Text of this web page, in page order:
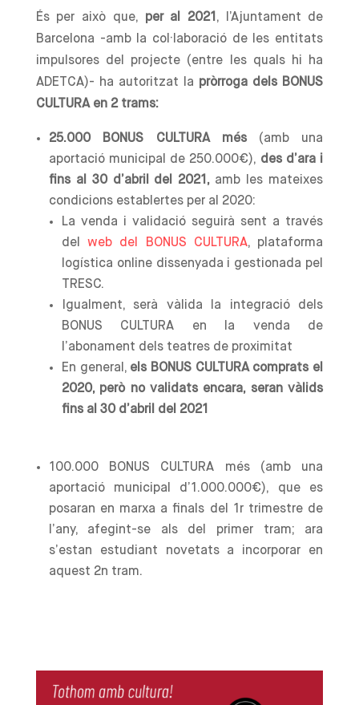
És per això que, per al 2021 , l’Ajuntament de
Barcelona -amb la col·laboració de les entitats
impulsores del projecte (entre les quals hi ha
ADETCA)- ha autoritzat la pròrroga dels BONUS
CULTURA en 2 trams:
25.000 BONUS CULTURA més (amb una
aportació municipal de 250.000€), des d’ara i
fins al 30 d’abril del 2021, amb les mateixes
condicions establertes per al 2020:
La venda i validació seguirà sent a través
delweb del BONUS CULTURA, plataforma
logística online dissenyada i gestionada pel
TRESC.
Igualment, serà vàlida la integració dels
BONUS CULTURA en la venda de
l’abonament dels teatres de proximitat
En general, els BONUS CULTURA comprats el
2020, però no validats encara, seran vàlids
fins al 30 d’abril del 2021
100.000 BONUS CULTURA més (amb una
aportació municipal d’1.000.000€), que es
posaran en marxa a finals del 1r trimestre de
l’any, afegint-se als del primer tram; ara
s’estan estudiant novetats a incorporar en
aquest 2n tram.